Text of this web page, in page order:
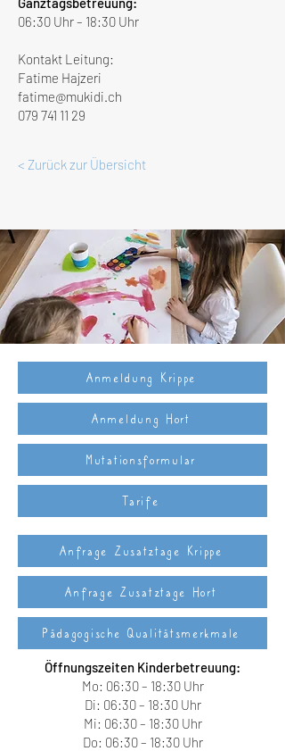
06:30 Uhr – 18:30 Uhr
Kontakt Leitung:
Fatime Hajzeri
fatime@mukidi.ch
079 741 11 29
< Zurück zur Übersicht
Anmeldung Krippe
Anmeldung Hort
Mutationsformular
Tarife
Anfrage Zusatztage Krippe
Anfrage Zusatztage Hort
Pädagogische Qualitätsmerkmale
Öffnungszeiten Kinderbetreuung:
Mo: 06:30 – 18:30 Uhr
Di: 06:30 – 18:30 Uhr
Mi: 06:30 – 18:30 Uhr
Do: 06:30 – 18:30 Uhr